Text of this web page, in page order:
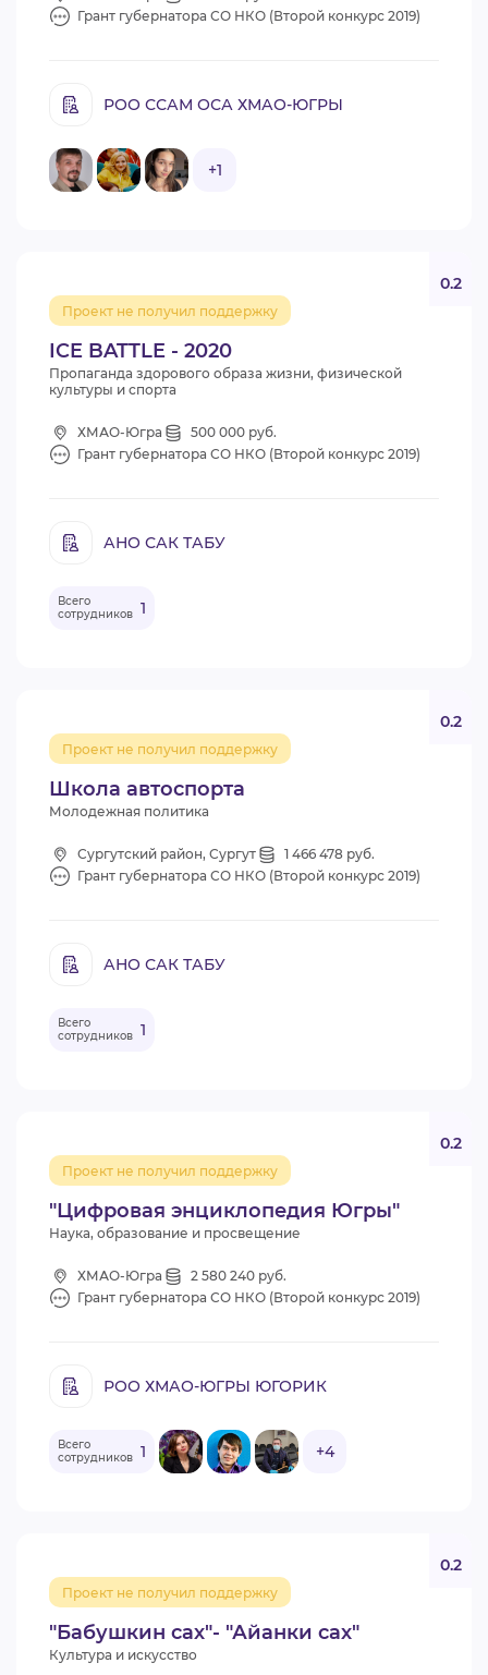
Грант губернатора СО НКО (Второй конкурс 2019)
РОО ССАМ ОСА ХМАО-ЮГРЫ
+1
ICE BATTLE - 2020
Проект не получил поддержку
0.2
Пропаганда здорового образа жизни, физической
культуры и спорта
ХМАО-Югра
500 000 руб.
Грант губернатора СО НКО (Второй конкурс 2019)
АНО САК ТАБУ
Всего
сотрудников 1
Школа автоспорта
Проект не получил поддержку
0.2
Молодежная политика
Сургутский район, Сургут
1 466 478 руб.
Грант губернатора СО НКО (Второй конкурс 2019)
АНО САК ТАБУ
Всего
сотрудников 1
"Цифровая энциклопедия Югры"
Проект не получил поддержку
0.2
Наука, образование и просвещение
ХМАО-Югра
2 580 240 руб.
Грант губернатора СО НКО (Второй конкурс 2019)
РОО ХМАО-ЮГРЫ ЮГОРИК
Всего
сотрудников 1 +4
"Бабушкин сах"- "Айанки сах"
Проект не получил поддержку
0.2
Культура и искусство